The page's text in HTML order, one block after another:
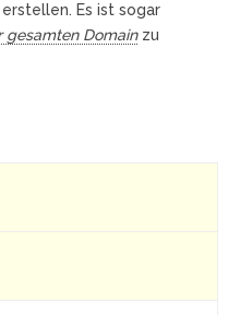
Es ist sogar
Domainzu